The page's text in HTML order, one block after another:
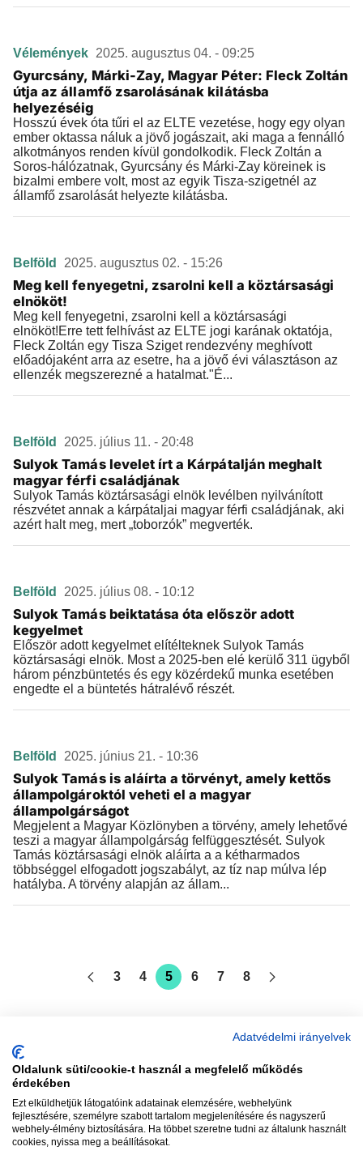
Vélemények 2025. augusztus 04. - 09:25
Gyurcsány, Márki-Zay, Magyar Péter: Fleck Zoltán
útja az államfő zsarolásának kilátásba
helyezéséig
Hosszú évek óta tűri el az ELTE vezetése, hogy egy olyan
ember oktassa náluk a jövő jogászait, aki maga a fennálló
alkotmányos renden kívül gondolkodik. Fleck Zoltán a
Soros-hálózatnak, Gyurcsány és Márki-Zay köreinek is
bizalmi embere volt, most az egyik Tisza-szigetnél az
államfő zsarolását helyezte kilátásba.
Belföld 2025. augusztus 02. - 15:26
Meg kell fenyegetni, zsarolni kell a köztársasági
elnököt!
Meg kell fenyegetni, zsarolni kell a köztársasági
elnököt!Erre tett felhívást az ELTE jogi karának oktatója,
Fleck Zoltán egy Tisza Sziget rendezvény meghívott
előadójaként arra az esetre, ha a jövő évi választáson az
ellenzék megszerezné a hatalmat."É...
Belföld 2025. július 11. - 20:48
Sulyok Tamás levelet írt a Kárpátalján meghalt
magyar férfi családjának
Sulyok Tamás köztársasági elnök levélben nyilvánított
részvétet annak a kárpátaljai magyar férfi családjának, aki
azért halt meg, mert „toborzók” megverték.
Belföld 2025. július 08. - 10:12
Sulyok Tamás beiktatása óta először adott
kegyelmet
Először adott kegyelmet elítélteknek Sulyok Tamás
köztársasági elnök. Most a 2025-ben elé kerülő 311 ügyből
három pénzbüntetés és egy közérdekű munka esetében
engedte el a büntetés hátralévő részét.
Belföld 2025. június 21. - 10:36
Sulyok Tamás is aláírta a törvényt, amely kettős
állampolgároktól veheti el a magyar
állampolgárságot
Megjelent a Magyar Közlönyben a törvény, amely lehetővé
teszi a magyar állampolgárság felfüggesztését. Sulyok
Tamás köztársasági elnök aláírta a a kétharmados
többséggel elfogadott jogszabályt, az tíz nap múlva lép
hatályba. A törvény alapján az állam...
3 4 5 6 7 8
Szerkesztőség:szerk@vadhajtasok.hu
Modi:moderator@vadhajtasok.hu
Adatvédelmi irányelvek
Oldalunk süti/cookie-t használ a megfelelő működés
érdekében
Ezt elküldhetjük látogatóink adatainak elemzésére, webhelyünk
fejlesztésére, személyre szabott tartalom megjelenítésére és nagyszerű
webhely-élmény biztosítására. Ha többet szeretne tudni az általunk használt
cookies, nyissa meg a beállításokat.